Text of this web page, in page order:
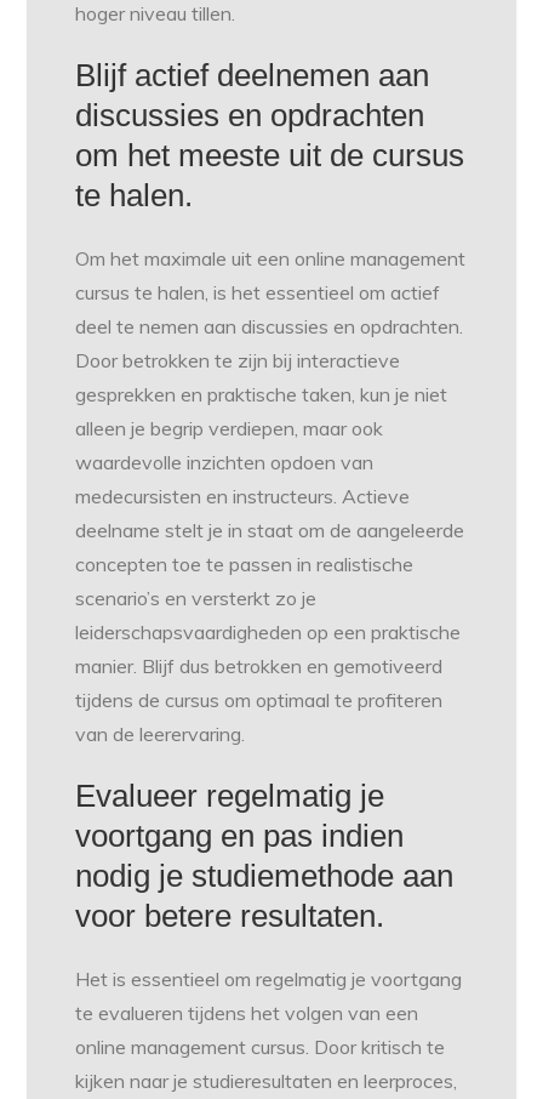
hoger niveau tillen.
Blijf actief deelnemen aan
discussies en opdrachten
om het meeste uit de cursus
te halen.
Om het maximale uit een online management
cursus te halen, is het essentieel om actief
deel te nemen aan discussies en opdrachten.
Door betrokken te zijn bij interactieve
gesprekken en praktische taken, kun je niet
alleen je begrip verdiepen, maar ook
waardevolle inzichten opdoen van
medecursisten en instructeurs. Actieve
deelname stelt je in staat om de aangeleerde
concepten toe te passen in realistische
scenario’s en versterkt zo je
leiderschapsvaardigheden op een praktische
manier. Blijf dus betrokken en gemotiveerd
tijdens de cursus om optimaal te profiteren
van de leerervaring.
Evalueer regelmatig je
voortgang en pas indien
nodig je studiemethode aan
voor betere resultaten.
Het is essentieel om regelmatig je voortgang
te evalueren tijdens het volgen van een
online management cursus. Door kritisch te
kijken naar je studieresultaten en leerproces,